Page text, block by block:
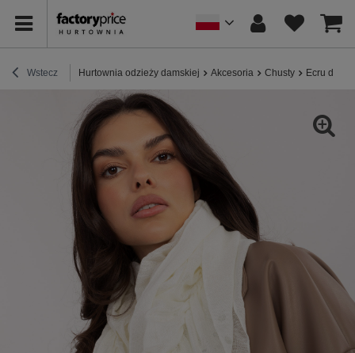
Wstecz Hurtownia odzieży damskiej Akcesoria Chusty Ecru